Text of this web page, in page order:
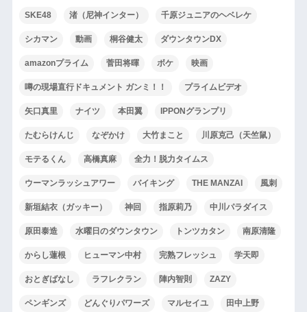
SKE48 渚（尼神インター） 千原ジュニアのヘベレケ
シカマン 動画 桐谷健太 ダウンタウンDX
amazonプライム 菅田将暉 ボケ 映画
噂の現場直行ドキュメント ガンミ！！ プライムビデオ
矢口真里 ナイツ 本田翼 IPPONグランプリ
たむらけんじ なぞかけ 大竹まこと 川原克己（天竺鼠）
モテるくん 高橋真麻 全力！脱力タイムス
ウーマンラッシュアワー バイキング THE MANZAI 風刺
新垣結衣（ガッキー） 神回 指原莉乃 中川パラダイス
原田泰造 水曜日のダウンタウン トンツカタン 南原清隆
からし蓮根 ヒューマン中村 完熟フレッシュ 学天即
おとぎばなし ラフレクラン 陣内智則 ZAZY
ペンギンズ どんぐりパワーズ マルセイユ 田中上野